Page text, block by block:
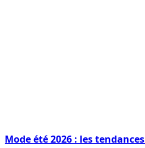
Mode été 2026 : les